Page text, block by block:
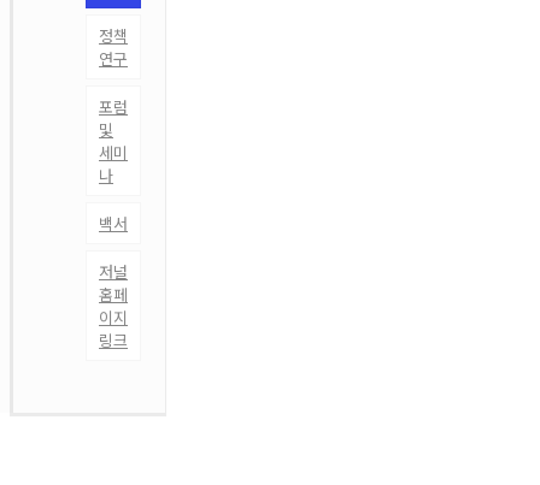
정책
연구
포럼
및
세미
나
백서
저널
홈페
이지
링크